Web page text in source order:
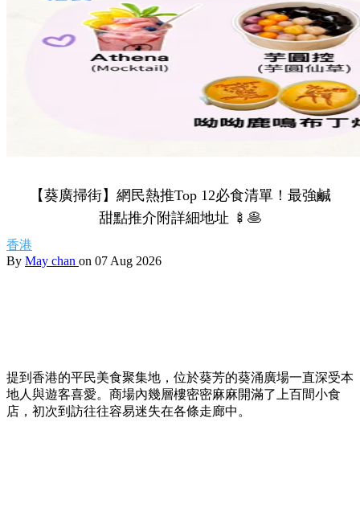
【葵廣掃街】網民熱推Top 12必食清單！最強鹹
甜點推介附詳細地址 🍢🥞
香港
By May chan on 07 Aug 2026
提到香港的平民美食聚集地，位於葵芳的葵涌廣場一直深受本
地人與遊客喜愛。商場內幾層樓密密麻麻開滿了上百間小食
店，初次到訪往往容易迷失在各條走廊中。